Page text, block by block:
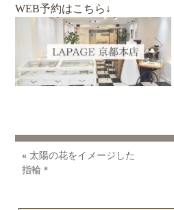
WEB予約はこちら↓
« 太陽の花をイメージした
指輪＊